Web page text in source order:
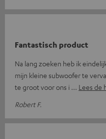
Fantastisch product
Na lang zoeken heb ik
mijn kleine subwoofer te
te groot voor ons i
Lees de
Robert F.